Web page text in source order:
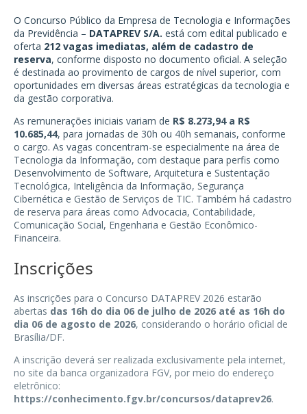
O Concurso Público da Empresa de Tecnologia e Informações
da Previdência – DATAPREV S/A. está com edital publicado e
oferta 212 vagas imediatas, além de cadastro de
reserva, conforme disposto no documento oficial. A seleção
é destinada ao provimento de cargos de nível superior, com
oportunidades em diversas áreas estratégicas da tecnologia e
da gestão corporativa.
As remunerações iniciais variam de R$ 8.273,94 a R$
10.685,44, para jornadas de 30h ou 40h semanais, conforme
o cargo. As vagas concentram-se especialmente na área de
Tecnologia da Informação, com destaque para perfis como
Desenvolvimento de Software, Arquitetura e Sustentação
Tecnológica, Inteligência da Informação, Segurança
Cibernética e Gestão de Serviços de TIC. Também há cadastro
de reserva para áreas como Advocacia, Contabilidade,
Comunicação Social, Engenharia e Gestão Econômico-
Financeira.
Inscrições
As inscrições para o Concurso DATAPREV 2026 estarão
abertas das 16h do dia 06 de julho de 2026 até as 16h do
dia 06 de agosto de 2026, considerando o horário oficial de
Brasília/DF.
A inscrição deverá ser realizada exclusivamente pela internet,
no site da banca organizadora FGV, por meio do endereço
eletrônico:
https://conhecimento.fgv.br/concursos/dataprev26.